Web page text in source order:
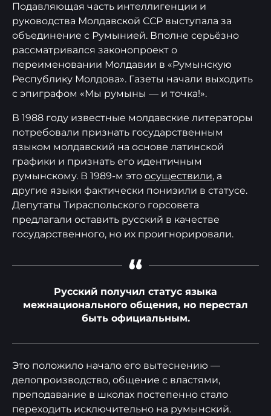
Подавляющая часть интеллигенции и
руководства Молдавской ССР выступала за
объединение с Румынией. Вполне серьёзно
рассматривался законопроект о
переименовании Молдавии в «Румынскую
Республику Молдова». Газеты начали выходить
с эпиграфом «Мы румыны — и точка!».
В 1988 году известные молдавские литераторы
потребовали признать государственным
языком молдавский на основе латинской
графики и признать его идентичным
румынскому. В 1989-м это осуществили, а
другие языки фактически понизили в статусе.
Депутаты Тираспольского горсовета
предлагали оставить русский в качестве
государственного, но их проигнорировали.
“
Русский получил статус языка
межнационального общения, но перестал
быть официальным.
Это положило начало его вытеснению —
делопроизводство, общение с властями,
преподавание в школах постепенно стало
переходить исключительно на румынский.